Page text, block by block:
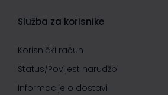
Služba za korisnike
Korisnički račun
Status/Povijest narudžbi
Informacije o dostavi